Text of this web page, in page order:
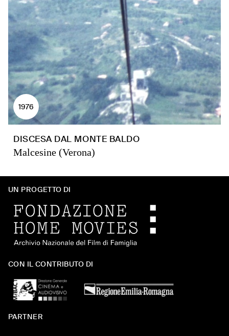
1976
DISCESA DAL MONTE BALDO
Malcesine (Verona)
UN PROGETTO DI
CON IL CONTRIBUTO DI
PARTNER